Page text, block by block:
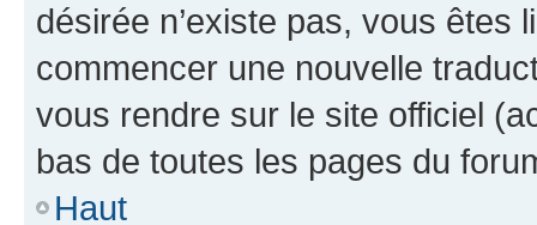
désirée n’existe pas, vous êtes
commencer une nouvelle
vous rendre sur le site officiel
bas de toutes les pages du
Haut